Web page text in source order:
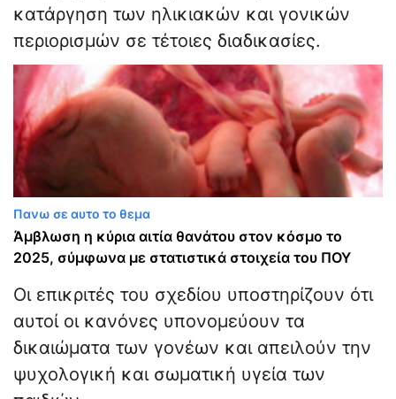
κατάργηση των ηλικιακών και γονικών
περιορισμών σε τέτοιες διαδικασίες.
Πανω σε αυτο το θεμα
Άμβλωση η κύρια αιτία θανάτου στον κόσμο το
2025, σύμφωνα με στατιστικά στοιχεία του ΠΟΥ
Οι επικριτές του σχεδίου υποστηρίζουν ότι
αυτοί οι κανόνες υπονομεύουν τα
δικαιώματα των γονέων και απειλούν την
ψυχολογική και σωματική υγεία των